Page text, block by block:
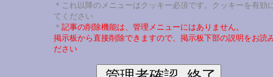
＊これ以降のメニューはクッキー必須です。クッキーを有効
てください
＊ 記事の削除機能は、管理メニューにはありません。
掲示板から直接削除できますので、掲示板下部の説明をお読
ださい